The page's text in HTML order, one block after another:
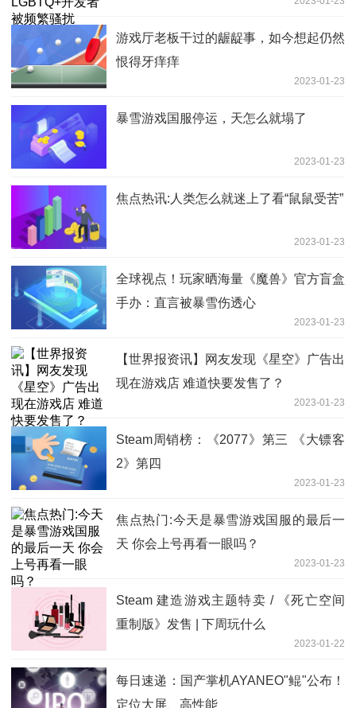
游戏厅老板干过的龌龊事，如今想起仍然
恨得牙痒痒
2023-01-23
暴雪游戏国服停运，天怎么就塌了
2023-01-23
焦点热讯:人类怎么就迷上了看“鼠鼠受苦”
2023-01-23
全球视点！玩家晒海量《魔兽》官方盲盒
手办：直言被暴雪伤透心
2023-01-23
【世界报资讯】网友发现《星空》广告出
现在游戏店 难道快要发售了？
2023-01-23
Steam周销榜：《2077》第三 《大镖客
2》第四
2023-01-23
焦点热门:今天是暴雪游戏国服的最后一
天 你会上号再看一眼吗？
2023-01-23
Steam 建造游戏主题特卖 / 《死亡空间
重制版》发售 | 下周玩什么
2023-01-22
每日速递：国产掌机AYANEO"鲲"公布！
定位大屏、高性能